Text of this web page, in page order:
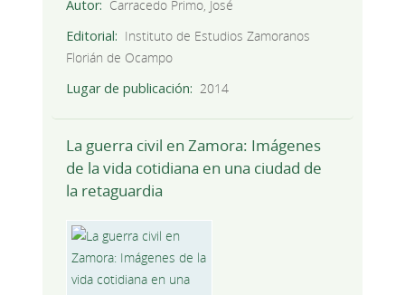
Autor
Carracedo Primo, José
Editorial
Instituto de Estudios Zamoranos
Florián de Ocampo
Lugar de publicación
2014
La guerra civil en Zamora: Imágenes
de la vida cotidiana en una ciudad de
la retaguardia